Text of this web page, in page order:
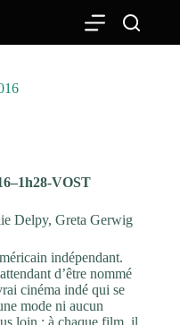
VOST
Delpy, Greta Gerwig
indépendant.
d’être nommé
cinéma indé qui se
mode ni aucun
loin : à chaque film, il